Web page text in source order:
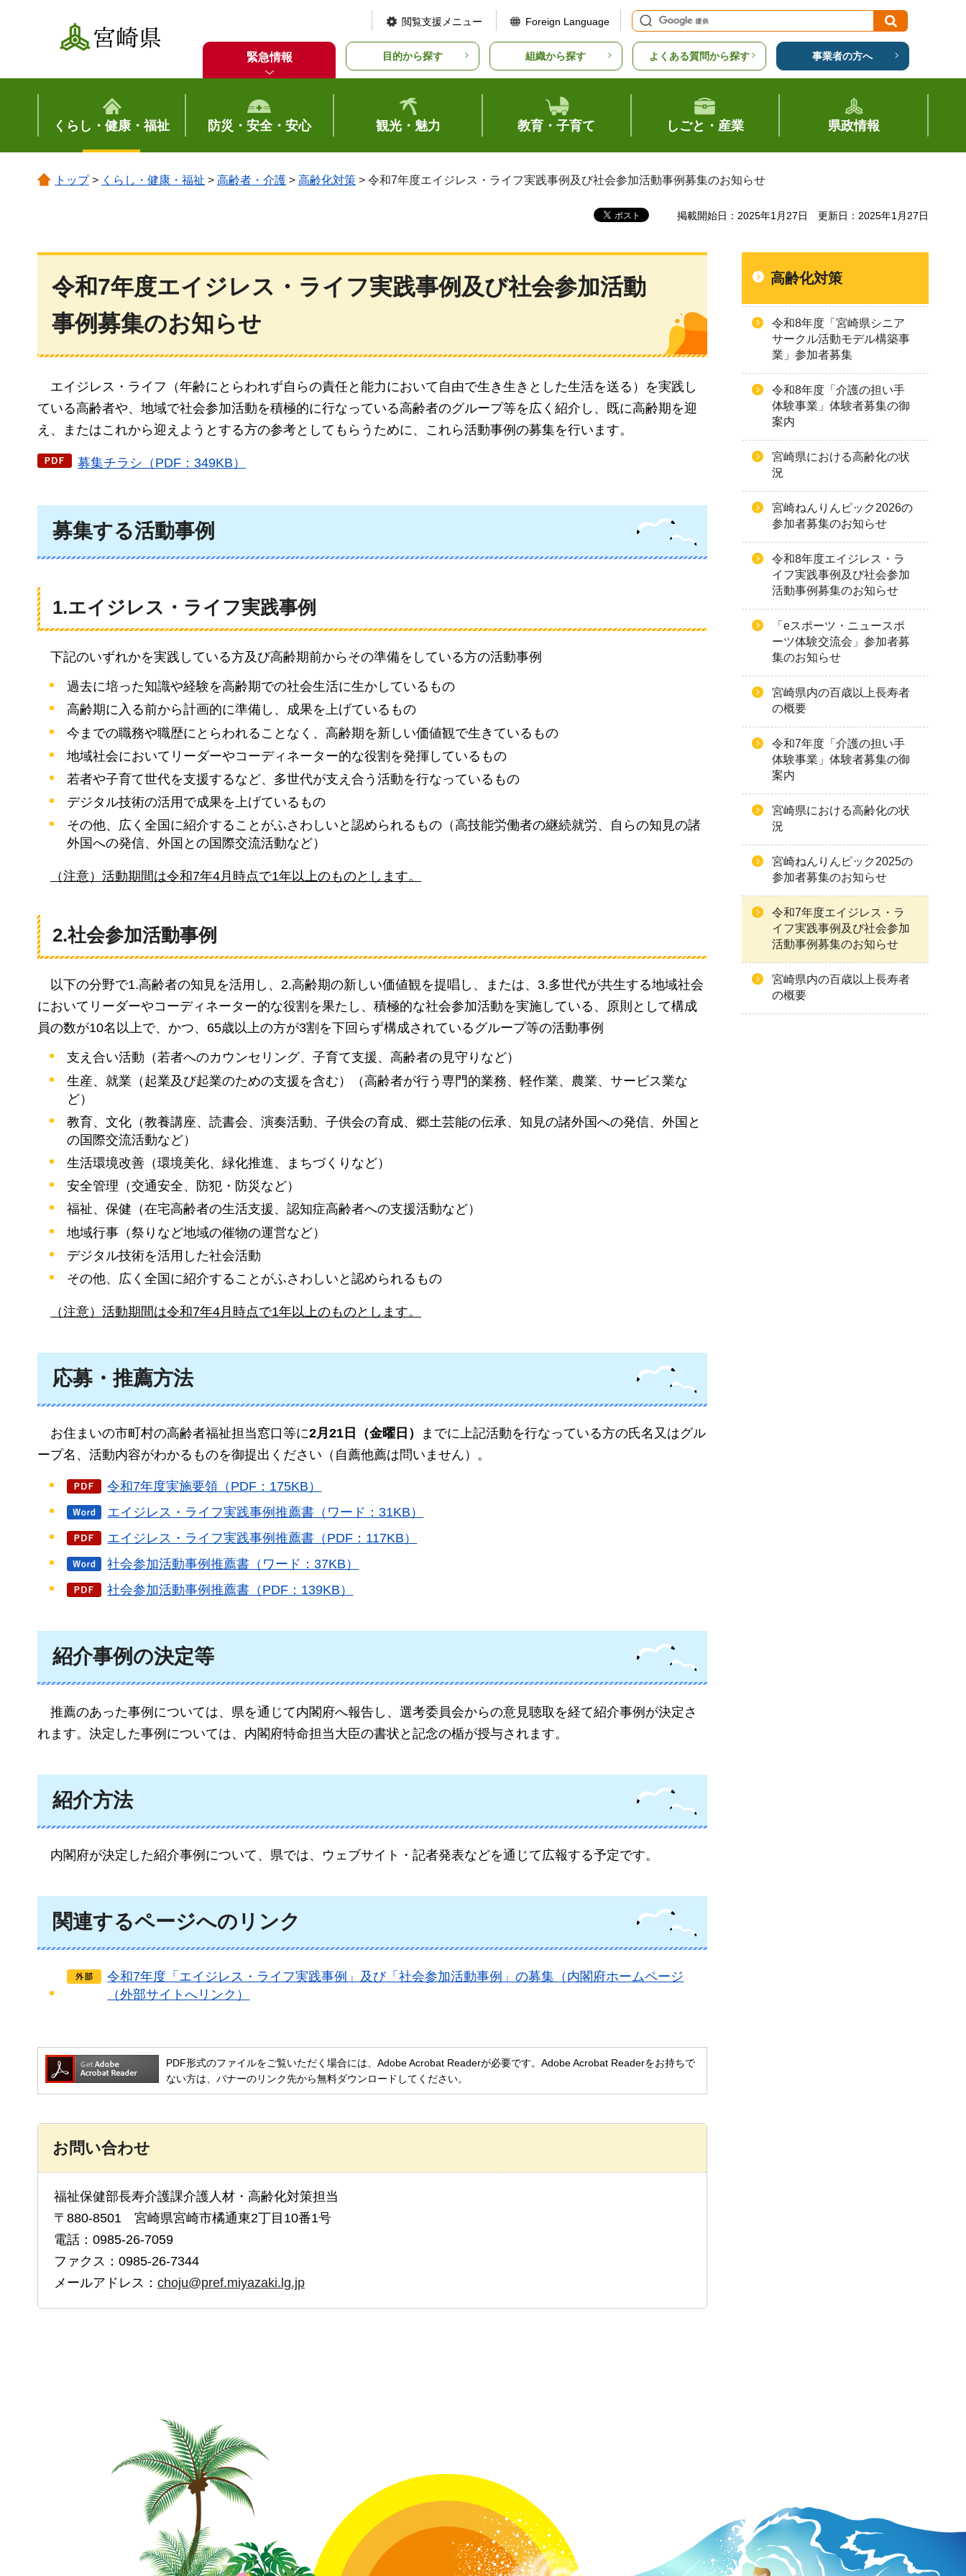
宮崎県
閲覧支援メニュー Foreign Language
緊急情報 目的から探す 組織から探す よくある質問から探す 事業者の方へ
くらし・健康・福祉 防災・安全・安心 観光・魅力 教育・子育て しごと・産業 県政情報
トップ> くらし・健康・福祉 > 高齢者・介護 > 高齢化対策 > 令和7年度エイジレス・ライフ実践事例及び社会参加活動事例募集のお知らせ
掲載開始日：2025年1月27日 更新日：2025年1月27日
令和7年度エイジレス・ライフ実践事例及び社会参加活動
事例募集のお知らせ
エイジレス・ライフ（年齢にとらわれず自らの責任と能力において自由で生き生きとした生活を送る）を実践し
ている高齢者や、地域で社会参加活動を積極的に行なっている高齢者のグループ等を広く紹介し、既に高齢期を迎
え、またはこれから迎えようとする方の参考としてもらうために、これら活動事例の募集を行います。
募集チラシ（PDF：349KB）
募集する活動事例
1.エイジレス・ライフ実践事例
下記のいずれかを実践している方及び高齢期前からその準備をしている方の活動事例
過去に培った知識や経験を高齢期での社会生活に生かしているもの
高齢期に入る前から計画的に準備し、成果を上げているもの
今までの職務や職歴にとらわれることなく、高齢期を新しい価値観で生きているもの
地域社会においてリーダーやコーディネーター的な役割を発揮しているもの
若者や子育て世代を支援するなど、多世代が支え合う活動を行なっているもの
デジタル技術の活用で成果を上げているもの
その他、広く全国に紹介することがふさわしいと認められるもの（高技能労働者の継続就労、自らの知見の諸
外国への発信、外国との国際交流活動など）
（注意） 活動期間は令和7年4月時点で1年以上のものとします。
2.社会参加活動事例
以下の分野で1.高齢者の知見を活用し、2.高齢期の新しい価値観を提唱し、または、3.多世代が共生する地域社会
においてリーダーやコーディネーター的な役割を果たし、積極的な社会参加活動を実施している、原則として構成
員の数が10名以上で、かつ、65歳以上の方が3割を下回らず構成されているグループ等の活動事例
支え合い活動（若者へのカウンセリング、子育て支援、高齢者の見守りなど）
生産、就業（起業及び起業のための支援を含む）（高齢者が行う専門的業務、軽作業、農業、サービス業な
ど）
教育、文化（教養講座、読書会、演奏活動、子供会の育成、郷土芸能の伝承、知見の諸外国への発信、外国と
の国際交流活動など）
生活環境改善（環境美化、緑化推進、まちづくりなど）
安全管理（交通安全、防犯・防災など）
福祉、保健（在宅高齢者の生活支援、認知症高齢者への支援活動など）
地域行事（祭りなど地域の催物の運営など）
デジタル技術を活用した社会活動
その他、広く全国に紹介することがふさわしいと認められるもの
（注意）活動期間は令和7年4月時点で1年以上のものとします。
応募・推薦方法
お住まいの市町村の高齢者福祉担当窓口等に2月21日（金曜日）
までに上記活動を行なっている方の氏名又はグル
ープ名、活動内容がわかるものを御提出ください（自薦他薦は問いません）。
令和7年度実施要領（PDF：175KB）
エイジレス・ライフ実践事例推薦書（ワード：31KB）
エイジレス・ライフ実践事例推薦書（PDF：117KB）
社会参加活動事例推薦書（ワード：37KB）
社会参加活動事例推薦書（PDF：139KB）
紹介事例の決定等
推薦のあった事例については、県を通じて内閣府へ報告し、選考委員会からの意見聴取を経て紹介事例が決定さ
れます。決定した事例については、内閣府特命担当大臣の書状と記念の楯が授与されます。
紹介方法
内閣府が決定した紹介事例について、県では、ウェブサイト・記者発表などを通じて広報する予定です。
関連するページへのリンク
令和7年度「エイジレス・ライフ実践事例」及び「社会参加活動事例」の募集（内閣府ホームページ
（外部サイトへリンク）
PDF形式のファイルをご覧いただく場合には、Adobe Acrobat Readerが必要です。Adobe Acrobat Readerをお持ちで
ない方は、バナーのリンク先から無料ダウンロードしてください。
お問い合わせ
福祉保健部長寿介護課介護人材・高齢化対策担当
〒880-8501 宮崎県宮崎市橘通東2丁目10番1号
電話：0985-26-7059
ファクス：0985-26-7344
メールアドレス： choju@pref.miyazaki.lg.jp
高齢化対策
令和8年度「宮崎県シニア
サークル活動モデル構築事
業」参加者募集
令和8年度「介護の担い手
体験事業」体験者募集の御
案内
宮崎県における高齢化の状
況
宮崎ねんりんピック2026の
参加者募集のお知らせ
令和8年度エイジレス・ラ
イフ実践事例及び社会参加
活動事例募集のお知らせ
「eスポーツ・ニュースポ
ーツ体験交流会」参加者募
集のお知らせ
宮崎県内の百歳以上長寿者
の概要
令和7年度「介護の担い手
体験事業」体験者募集の御
案内
宮崎県における高齢化の状
況
宮崎ねんりんピック2025の
参加者募集のお知らせ
令和7年度エイジレス・ラ
イフ実践事例及び社会参加
活動事例募集のお知らせ
宮崎県内の百歳以上長寿者
の概要